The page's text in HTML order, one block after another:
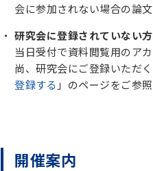
会に参加されない場合の論
研究会に登録されていない方
当日受付で資料閲覧用のア
尚、研究会にご登録いただ
登録する 」のページをご参
開催案内